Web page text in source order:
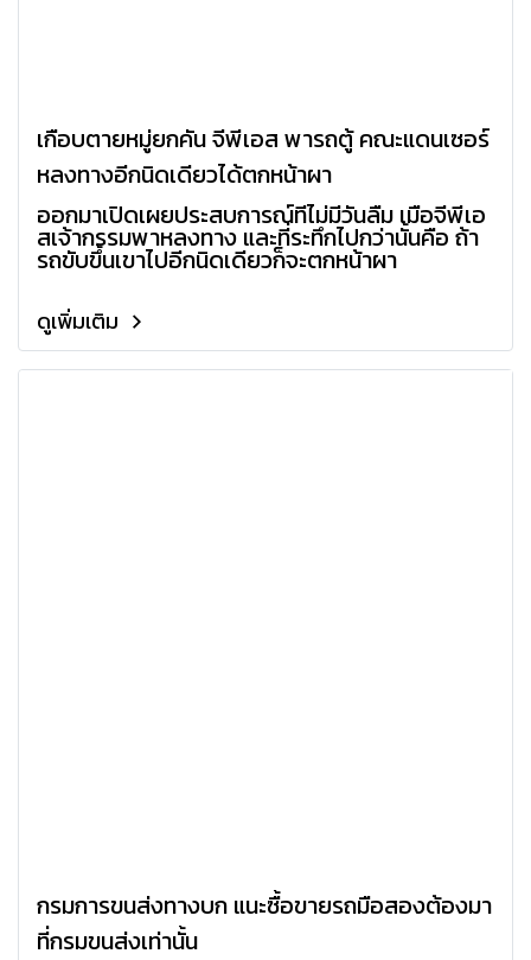
เกือบตายหมู่ยกคัน จีพีเอส พารถตู้ คณะแดนเซอร์
หลงทางอีกนิดเดียวได้ตกหน้าผา
ออกมาเปิดเผยประสบการณ์ที่ไม่มีวันลืม เมื่อจีพีเอ
สเจ้ากรรมพาหลงทาง และที่ระทึกไปกว่านั้นคือ ถ้า
รถขับขึ้นเขาไปอีกนิดเดียวก็จะตกหน้าผา
ดูเพิ่มเติม
กรมการขนส่งทางบก แนะซื้อขายรถมือสองต้องมา
ที่กรมขนส่งเท่านั้น